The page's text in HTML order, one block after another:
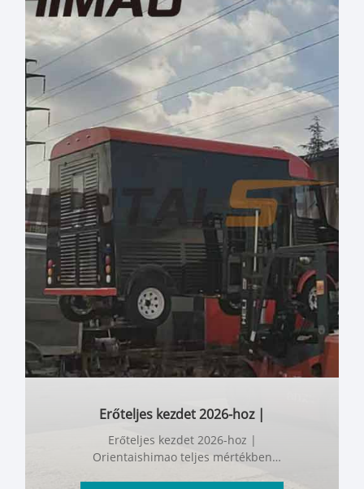
Erőteljes kezdet 2026-hoz |
újraindítja tevékenységét a
globális mobil vendéglátóipar
Erőteljes kezdet 2026-hoz |
Orientaishimao teljes mértékben
újraindítja tevékenységét a globális